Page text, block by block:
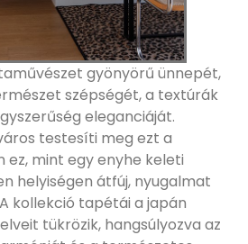
gyönyörű ünnepét,
szépségét, a textúrák
eleganciáját.
testesíti meg ezt a
ez, mint egy enyhe keleti
helyiségen átfúj, nyugalmat
kollekció tapétái a japán
tükrözik, hangsúlyozva az